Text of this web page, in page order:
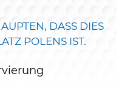
DASS DIES
POLENS IST.